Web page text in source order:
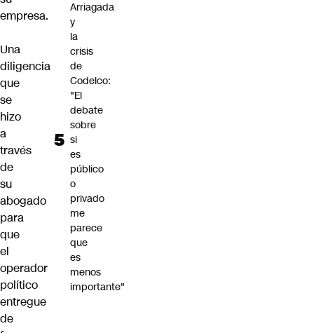
empresa.
Una
diligencia
que
se
hizo
a
través
de
su
abogado
para
que
el
operador
político
entregue
de
Arriagada
y
la
crisis
de
Codelco:
"El
debate
sobre
si
es
público
o
privado
me
parece
que
es
menos
importante"